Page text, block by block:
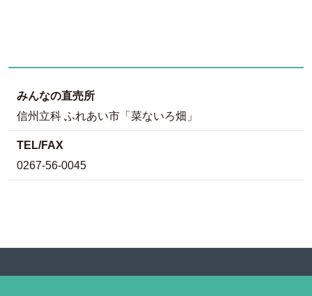
みんなの直売所
信州立科 ふれあい市「菜ないろ畑」
TEL/FAX
0267-56-0045